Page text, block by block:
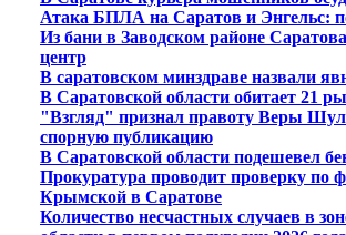
Атака БПЛА на Саратов и Энгельс:
Из бани в Заводском районе
центр
В саратовском минздраве назвали
В Саратовской области обитает 21
"Взгляд" признал правоту Веры
спорную публикацию
В Саратовской области подешевел
Прокуратура проводит проверку по
Крымской в Саратове
Количество несчастных случаев в